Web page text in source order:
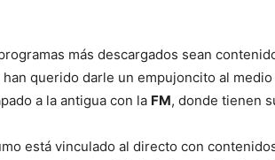
más descargados sean
querido darle un empujoncito al
a la antigua con la FM, donde tienen
está vinculado al directo con